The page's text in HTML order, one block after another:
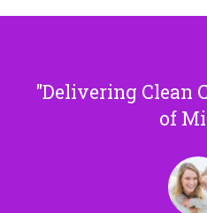
Delivering Clean
of